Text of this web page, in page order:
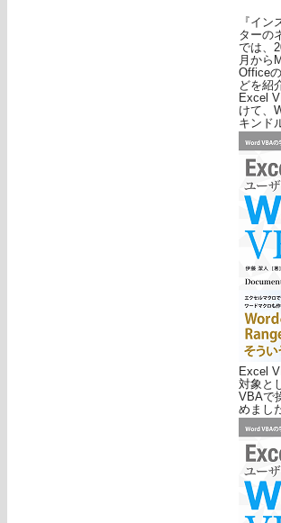
『イン
ターの
では、
月から
Office
どを紹
Excel
けて、
キンド
Excel
対象と
VBAで
めまし